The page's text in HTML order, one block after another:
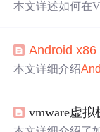
本文详述如何在
拟器和特定指令
Android x86
本文详细介绍
通过虚拟机镜像
门团队配置，已
vmware虚